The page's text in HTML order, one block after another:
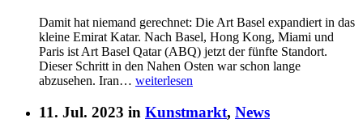
Damit hat niemand gerechnet: Die Art Basel expandiert in das
kleine Emirat Katar. Nach Basel, Hong Kong, Miami und
Paris ist Art Basel Qatar (ABQ) jetzt der fünfte Standort.
Dieser Schritt in den Nahen Osten war schon lange
abzusehen. Iran… weiterlesen
11. Jul. 2023 in Kunstmarkt, News